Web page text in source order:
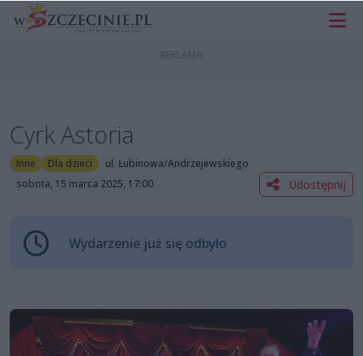
Cyrk Astoria
Inne Dla dzieci
ul. Łubinowa/Andrzejewskiego
sobota, 15 marca 2025, 17:00
Udostępnij
Wydarzenie już się odbyło